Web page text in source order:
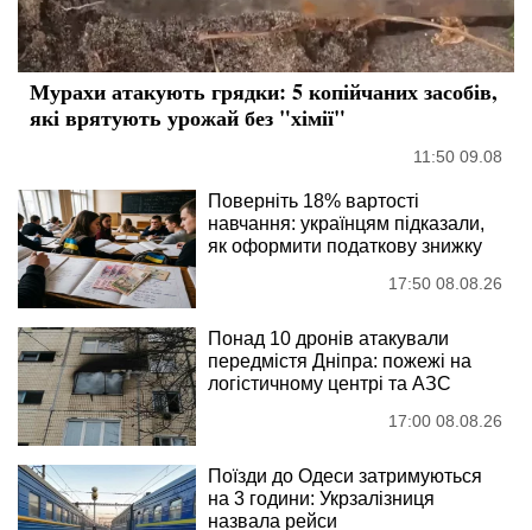
Мурахи атакують грядки: 5 копійчаних засобів,
які врятують урожай без "хімії"
11:50 09.08
Поверніть 18% вартості
навчання: українцям підказали,
як оформити податкову знижку
17:50 08.08.26
Понад 10 дронів атакували
передмістя Дніпра: пожежі на
логістичному центрі та АЗС
17:00 08.08.26
Поїзди до Одеси затримуються
на 3 години: Укрзалізниця
назвала рейси